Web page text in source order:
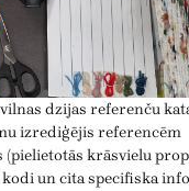
dzijas referenču
izrediģējis referencēm
(pielietotās krāsvielu
un cita specifiska